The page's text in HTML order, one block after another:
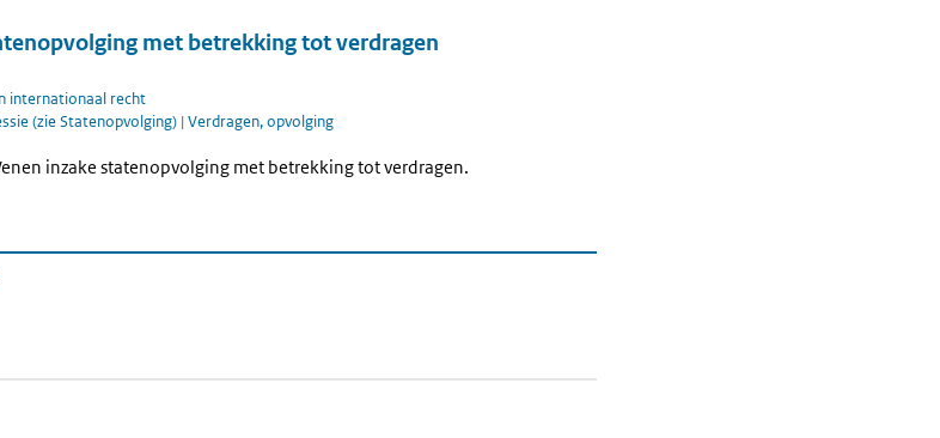
met betrekking tot verdragen
internationaal recht
(zie Statenopvolging) | Verdragen, opvolging
inzake statenopvolging met betrekking tot verdragen.